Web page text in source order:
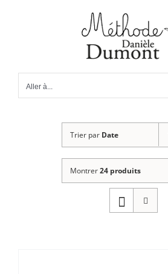
Aller à...
Trier par Date
Montrer24 produits